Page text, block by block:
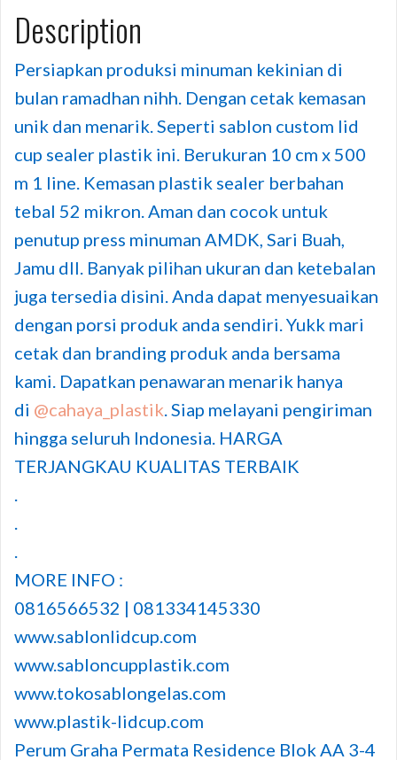
Description
Persiapkan produksi minuman kekinian di
bulan ramadhan nihh. Dengan cetak kemasan
unik dan menarik. Seperti sablon custom lid
cup sealer plastik ini. Berukuran 10 cm x 500
m 1 line. Kemasan plastik sealer berbahan
tebal 52 mikron. Aman dan cocok untuk
penutup press minuman AMDK, Sari Buah,
Jamu dll. Banyak pilihan ukuran dan ketebalan
juga tersedia disini. Anda dapat menyesuaikan
dengan porsi produk anda sendiri. Yukk mari
cetak dan branding produk anda bersama
kami. Dapatkan penawaran menarik hanya
di @cahaya_plastik. Siap melayani pengiriman
hingga seluruh Indonesia. HARGA
TERJANGKAU KUALITAS TERBAIK
.
.
.
MORE INFO :
0816566532 | 081334145330
www.sablonlidcup.com
www.sabloncupplastik.com
www.tokosablongelas.com
www.plastik-lidcup.com
Perum Graha Permata Residence Blok AA 3-4